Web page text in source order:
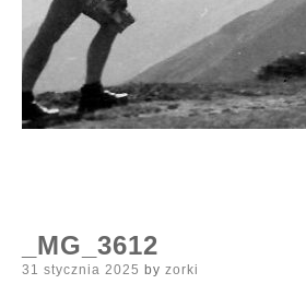
_MG_3612
Posted
31 stycznia 2025 by zorki